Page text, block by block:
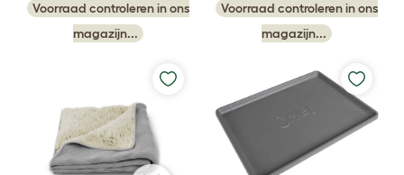
Voorraad controleren in ons
magazijn...
Voorraad controleren in ons
magazijn...